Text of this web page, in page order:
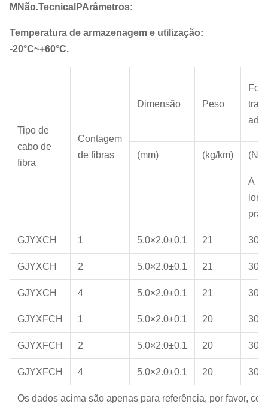
M Não.Tecnical PArâmetros:
Temperatura de armazenagem e utilização:
-20°C~+60°C.
Tipo de
cabo de
fibra
Contagem
de fibras
Dimensão Peso
(mm) (kg/km) (N)
A
GJYXCH 1 5.0×2.0±0.1 21 300
GJYXCH 2 5.0×2.0±0.1 21 300
GJYXCH 4 5.0×2.0±0.1 21 300
GJYXFCH 1 5.0×2.0±0.1 20 300
GJYXFCH 2 5.0×2.0±0.1 20 300
GJYXFCH 4 5.0×2.0±0.1 20 300
Os dados acima são apenas para referência, por favor,